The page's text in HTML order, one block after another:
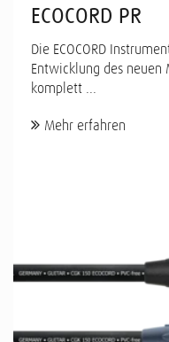
ECOCORD PR
Die ECOCORD
Entwicklung des
komplett ...
Mehr erfahren